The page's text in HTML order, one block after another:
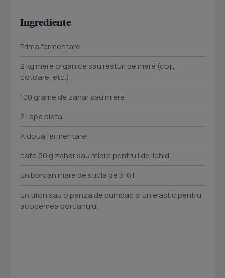
Ingrediente
Prima fermentare
2 kg mere organice sau resturi de mere (coji,
cotoare, etc.)
100 grame de zahar sau miere
2 l apa plata
A doua fermentare
cate 50 g zahar sau miere pentru l de lichid
un borcan mare de sticla de 5-6 l
un tifon sau o panza de bumbac si un elastic pentru
acoperirea borcanului